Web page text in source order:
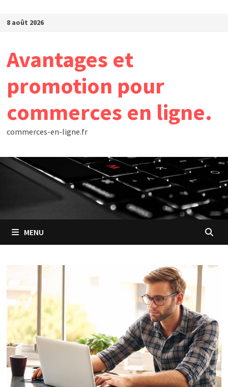
8 août 2026
Avantages et
promotion pour
commerces en ligne.
commerces-en-ligne.fr
MENU